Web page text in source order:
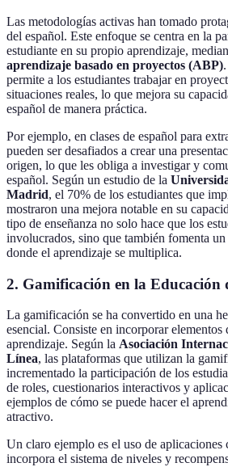
Las metodologías activas han tomado
del español. Este enfoque se centra en la
estudiante en su propio aprendizaje,
aprendizaje basado en proyectos (ABP)
permite a los estudiantes trabajar en
situaciones reales, lo que mejora su
español de manera práctica.
Por ejemplo, en clases de español para
pueden ser desafiados a crear una
origen, lo que les obliga a investigar y
español. Según un estudio de la
Madrid, el 70% de los estudiantes que
mostraron una mejora notable en su
tipo de enseñanza no solo hace que los
involucrados, sino que también fomenta
donde el aprendizaje se multiplica.
2. Gamificación en la Educación
La gamificación se ha convertido en una
esencial. Consiste en incorporar elementos
aprendizaje. Según la Asociación
Línea, las plataformas que utilizan la
incrementado la participación de los
de roles, cuestionarios interactivos y
ejemplos de cómo se puede hacer el
atractivo.
Un claro ejemplo es el uso de aplicaciones
incorpora el sistema de niveles y